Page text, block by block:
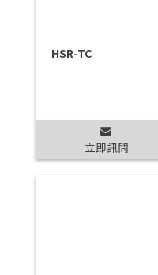
HSR-TC
立即訊問